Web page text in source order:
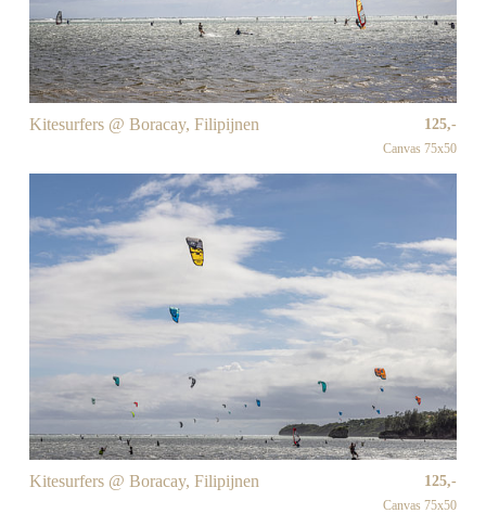
Kitesurfers @ Boracay, Filipijnen 125,-
Canvas 75x50
Kitesurfers @ Boracay, Filipijnen 125,-
Canvas 75x50